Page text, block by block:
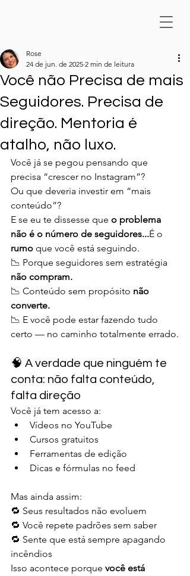
Você não Precisa de mais
Seguidores. Precisa de
direção. Mentoria é
atalho, não luxo.
Rose
24 de jun. de 2025 2 min de leitura
Você já se pegou pensando que
precisa “crescer no Instagram”?
Ou que deveria investir em “mais
conteúdo”?
E se eu te dissesse que o problema
não é o número de seguidores...É o
rumo que você está seguindo.
📉 Porque seguidores sem estratégia
não compram.
📉 Conteúdo sem propósito não
converte.
📉 E você pode estar fazendo tudo
certo — no caminho totalmente errado.
🧠 A verdade que ninguém te
conta: não falta conteúdo,
falta direção
Você já tem acesso a:
Vídeos no YouTube
Cursos gratuitos
Ferramentas de edição
Dicas e fórmulas no feed
Mas ainda assim:
🔁 Seus resultados não evoluem
🔁 Você repete padrões sem saber
🔁 Sente que está sempre apagando
incêndios
Isso acontece porque você está